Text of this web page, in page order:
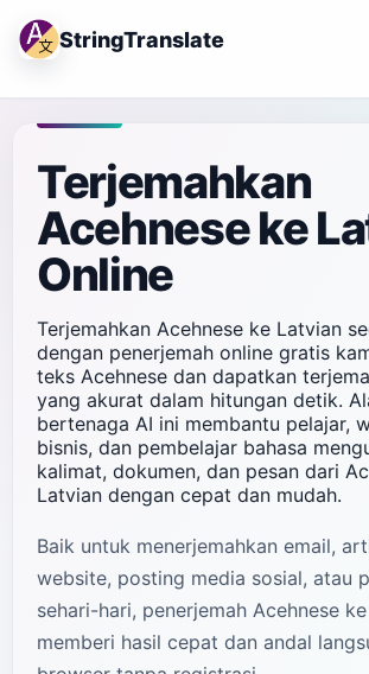
StringTranslate
Terjemahkan
Acehnese ke
Online
Terjemahkan Acehnese ke Latvian
dengan penerjemah online gratis
teks Acehnese dan dapatkan
yang akurat dalam hitungan detik.
bertenaga AI ini membantu pelajar,
bisnis, dan pembelajar bahasa
kalimat, dokumen, dan pesan dari
Latvian dengan cepat dan mudah.
Baik untuk menerjemahkan email,
website, posting media sosial, atau
sehari-hari, penerjemah Acehnese
memberi hasil cepat dan andal